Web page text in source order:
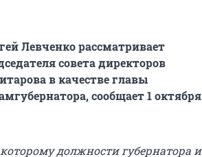
Левченко рассматривает
совета директоров
в качестве главы
сообщает 1 октября
должности губернатора и